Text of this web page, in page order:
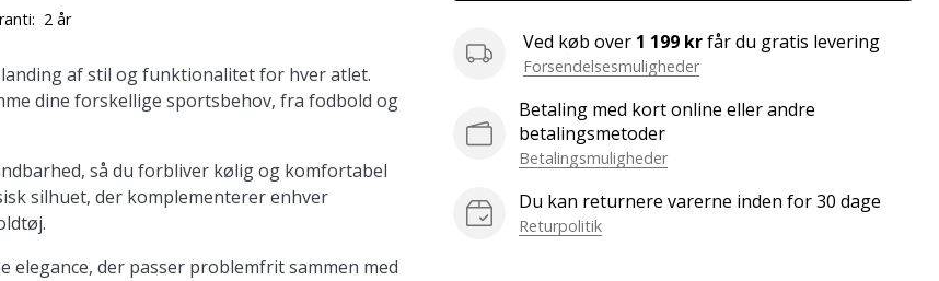
Ved køb over 1 199 krfår du gratis levering
Forsendelsesmuligheder
Betaling med kort online eller andre
betalingsmetoder
Betalingsmuligheder
Du kan returnere varerne inden for 30 dage
Returpolitik
2 år
af stil og funktionalitet for hver atlet.
dine forskellige sportsbehov, fra fodbold og
så du forbliver kølig og komfortabel
silhuet, der komplementerer enhver
der passer problemfrit sammen med